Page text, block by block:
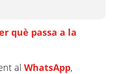
què passa a la
al WhatsApp,